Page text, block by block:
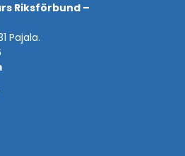
Riksförbund –
Pajala.